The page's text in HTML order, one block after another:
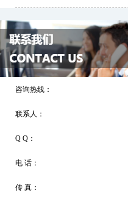
咨询热线：
联系人：
Q Q：
电 话：
传 真：